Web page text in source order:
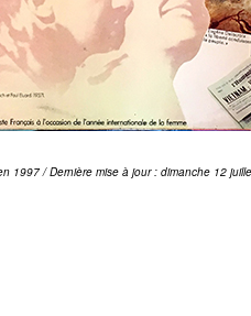
1997 / Dernière mise à jour : dimanche 12